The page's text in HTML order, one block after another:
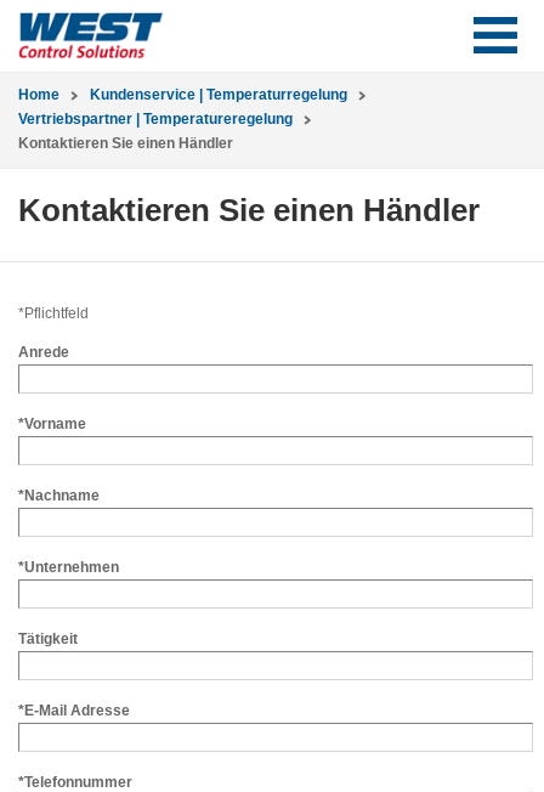
Home
Kundenservice | Temperaturregelung
Vertriebspartner | Temperatureregelung
Kontaktieren Sie einen Händler
Kontaktieren Sie einen Händler
*Pflichtfeld
Anrede
*Vorname
*Nachname
*Unternehmen
Tätigkeit
*E-Mail Adresse
*Telefonnummer